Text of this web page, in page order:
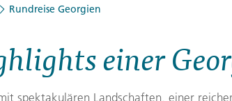
Rundreise Georgien
einer
spektakulären Landschaften, einer